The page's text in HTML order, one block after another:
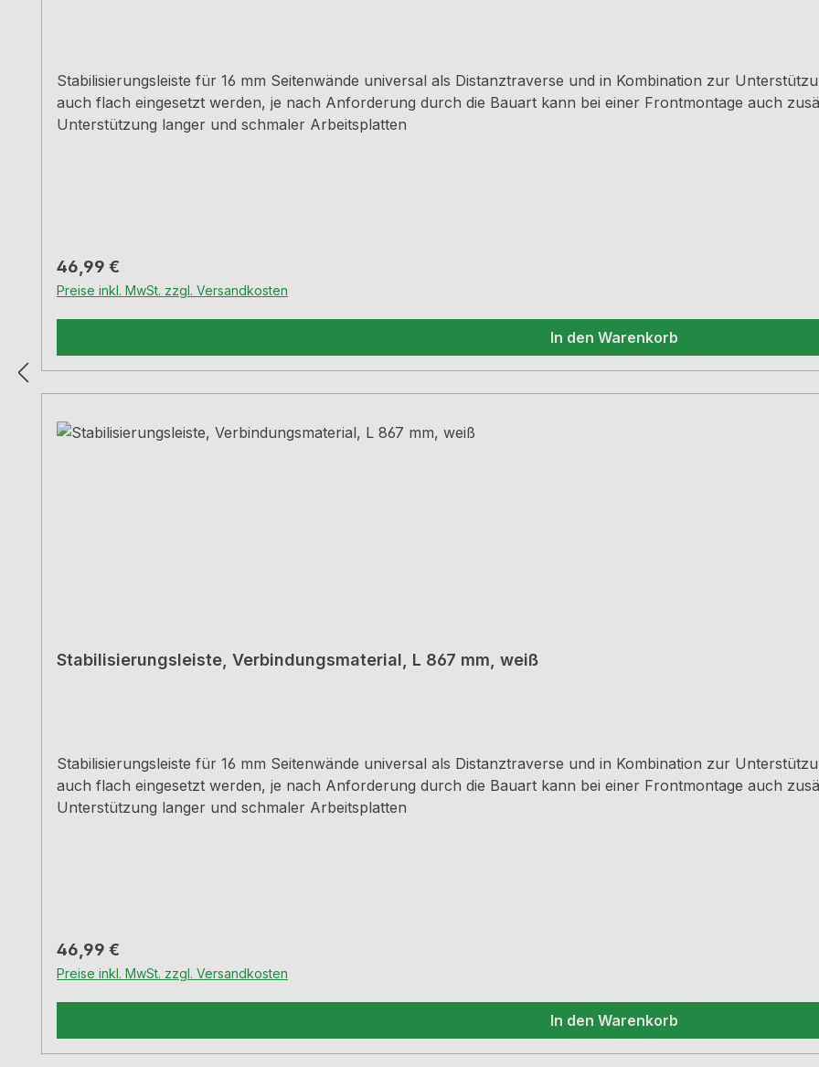
Stabilisierungsleiste für 16 mm Seitenwände universal als Distanztraverse und in Kombination zur Unterstützung der Arbeitsplatte einsetzbar kann hochkant als
auch flach eingesetzt werden, je nach Anforderung durch die Bauart kann bei einer Frontmontage auch zusätzlich eine Holzblende montiert werden zur
Unterstützung langer und schmaler Arbeitsplatten
Regulärer Preis:
46,99 €
Preise inkl. MwSt. zzgl. Versandkosten
In den Warenkorb
Stabilisierungsleiste, Verbindungsmaterial, L 867 mm, weiß
Stabilisierungsleiste für 16 mm Seitenwände universal als Distanztraverse und in Kombination zur Unterstützung der Arbeitsplatte einsetzbar kann hochkant als
auch flach eingesetzt werden, je nach Anforderung durch die Bauart kann bei einer Frontmontage auch zusätzlich eine Holzblende montiert werden zur
Unterstützung langer und schmaler Arbeitsplatten
Regulärer Preis:
46,99 €
Preise inkl. MwSt. zzgl. Versandkosten
In den Warenkorb